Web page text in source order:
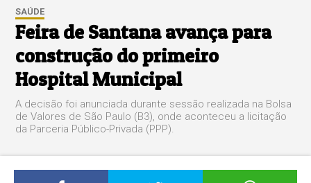
SAÚDE
Feira de Santana avança para
construção do primeiro
Hospital Municipal
A decisão foi anunciada durante sessão realizada na Bolsa
de Valores de São Paulo (B3), onde aconteceu a licitação
da Parceria Público-Privada (PPP).